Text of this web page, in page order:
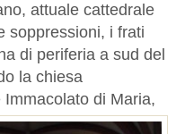
attuale cattedrale
soppressioni, i frati
di periferia a sud del
la chiesa
di Maria,